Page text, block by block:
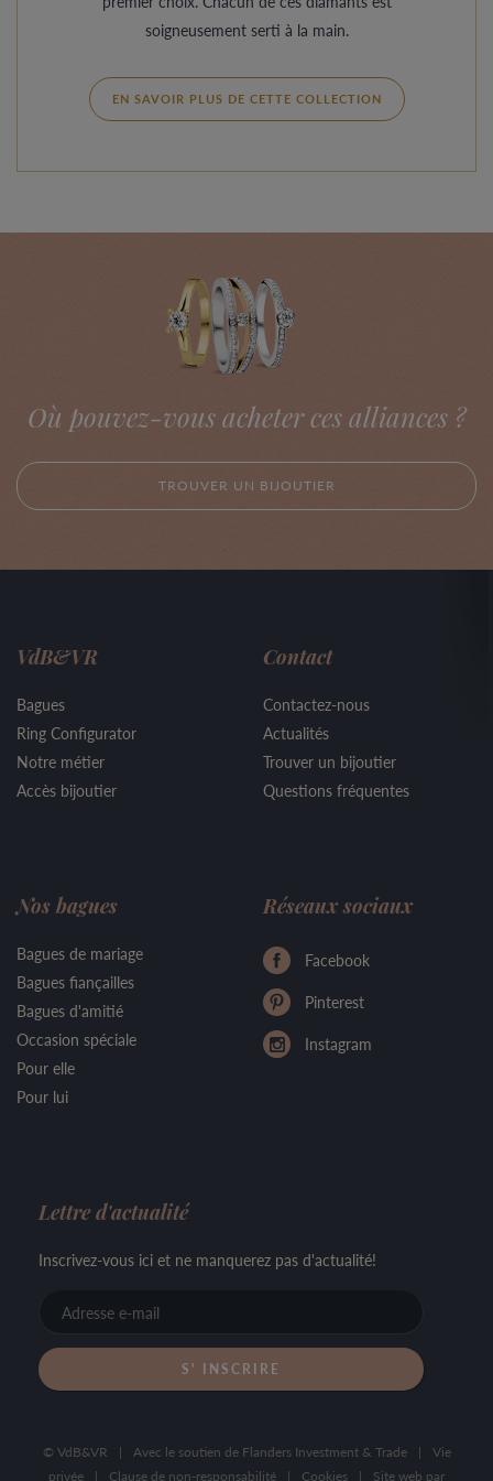
soigneusement serti à la main.
EN SAVOIR PLUS DE CETTE COLLECTION
Où pouvez-vous acheter ces alliances ?
TROUVER UN BIJOUTIER
VdB&VR
Bagues
Ring Configurator
Notre métier
Accès bijoutier
Contact
Contactez-nous
Actualités
Trouver un bijoutier
Questions fréquentes
Nos bagues
Bagues de mariage
Bagues fiançailles
Bagues d'amitié
Occasion spéciale
Pour elle
Pour lui
Réseaux sociaux
Facebook
Pinterest
Instagram
Lettre d'actualité
Inscrivez-vous ici et ne manquerez pas d'actualité!
mail
© VdB&VR | Avec le soutien de Flanders Investment & Trade |
Vie
privée
| Clause de non-responsabilité | Cookies | Site web par